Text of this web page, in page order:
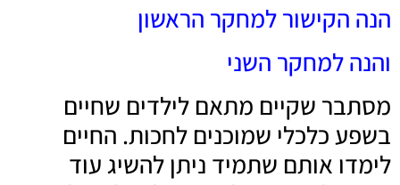
הנה הקישור למחקר הראשון
והנה למחקר השני
מסתבר שקיים מתאם לילדים שחיים
בשפע כלכלי שמוכנים לחכות. החיים
לימדו אותם שתמיד ניתן להשיג עוד